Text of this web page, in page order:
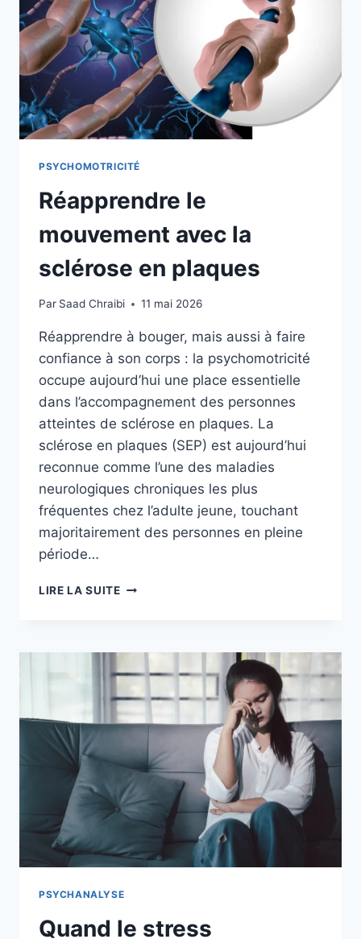
PSYCHOMOTRICITÉ
Réapprendre le
mouvement avec la
sclérose en plaques
Par Saad Chraibi 11 mai 2026
Réapprendre à bouger, mais aussi à faire
confiance à son corps : la psychomotricité
occupe aujourd’hui une place essentielle
dans l’accompagnement des personnes
atteintes de sclérose en plaques. La
sclérose en plaques (SEP) est aujourd’hui
reconnue comme l’une des maladies
neurologiques chroniques les plus
fréquentes chez l’adulte jeune, touchant
majoritairement des personnes en pleine
période…
LIRE LA SUITE
PSYCHANALYSE
Quand le stress